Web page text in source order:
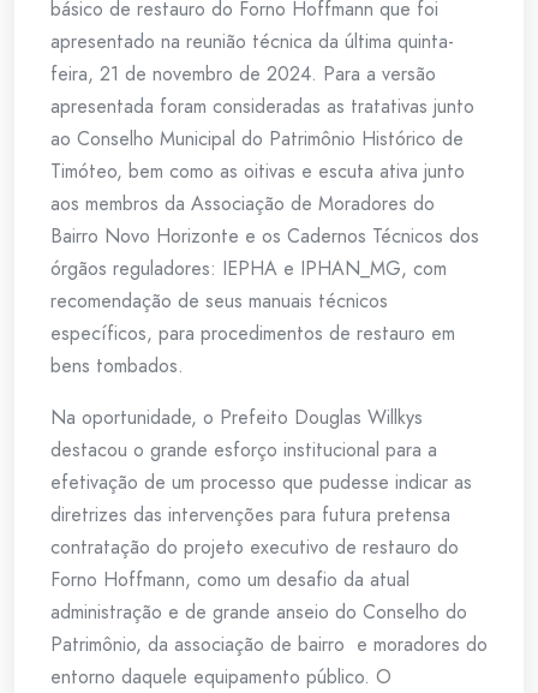
básico de restauro do Forno Hoffmann que foi
apresentado na reunião técnica da última quinta-
feira, 21 de novembro de 2024. Para a versão
apresentada foram consideradas as tratativas junto
ao Conselho Municipal do Patrimônio Histórico de
Timóteo, bem como as oitivas e escuta ativa junto
aos membros da Associação de Moradores do
Bairro Novo Horizonte e os Cadernos Técnicos dos
órgãos reguladores: IEPHA e IPHAN_MG, com
recomendação de seus manuais técnicos
específicos, para procedimentos de restauro em
bens tombados.
Na oportunidade, o Prefeito Douglas Willkys
destacou o grande esforço institucional para a
efetivação de um processo que pudesse indicar as
diretrizes das intervenções para futura pretensa
contratação do projeto executivo de restauro do
Forno Hoffmann, como um desafio da atual
administração e de grande anseio do Conselho do
Patrimônio, da associação de bairro e moradores do
entorno daquele equipamento público. O